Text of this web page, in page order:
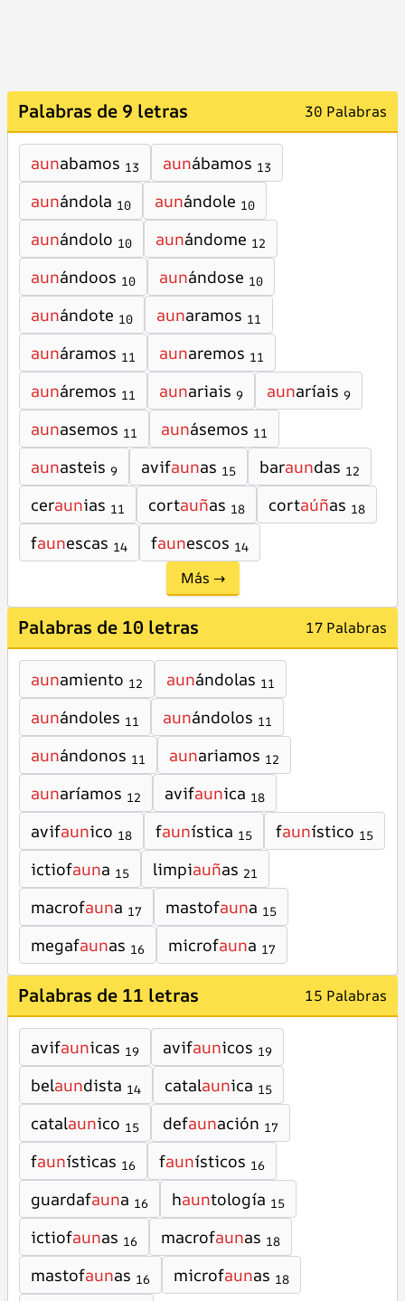
Palabras de 9 letras 30 Palabras
aunabamos 13 aunábamos 13
aunándola 10 aunándole 10
aunándolo 10 aunándome 12
aunándoos 10 aunándose 10
aunándote 10 aunaramos 11
aunáramos 11 aunaremos 11
aunáremos 11 aunariais 9 aunaríais 9
aunasemos 11 aunásemos 11
aunasteis 9 avifaunas 15 baraundas 12
ceraunias 11 cortauñas 18 cortaúñas 18
faunescas 14 faunescos 14
Más →
Palabras de 10 letras 17 Palabras
aunamiento 12 aunándolas 11
aunándoles 11 aunándolos 11
aunándonos 11 aunariamos 12
aunaríamos 12 avifaunica 18
avifaunico 18 faunística 15 faunístico 15
ictiofauna 15 limpiauñas 21
macrofauna 17 mastofauna 15
megafaunas 16 microfauna 17
Palabras de 11 letras 15 Palabras
avifaunicas 19 avifaunicos 19
belaundista 14 catalaunica 15
catalaunico 15 defaunación 17
faunísticas 16 faunísticos 16
guardafauna 16 hauntología 15
ictiofaunas 16 macrofaunas 18
mastofaunas 16 microfaunas 18